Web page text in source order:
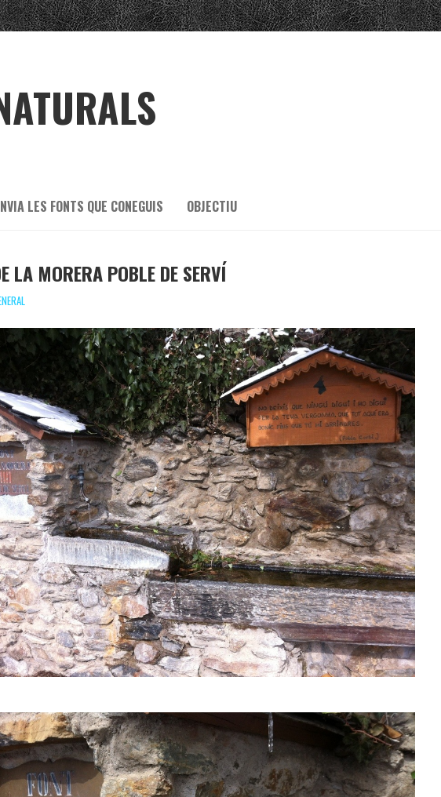
LES FONTS QUE CONEGUIS OBJECTIU
LA MORERA POBLE DE SERVÍ